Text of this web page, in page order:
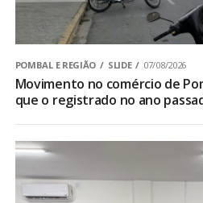
POMBAL E REGIÃO SLIDE 07/08/2026
Movimento no comércio de
que o registrado no ano